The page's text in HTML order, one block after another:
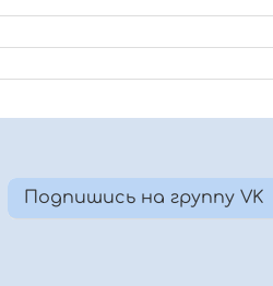
Подпишись на группу VK